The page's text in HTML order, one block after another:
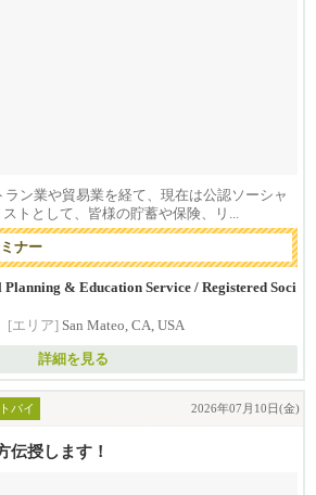
ン業や貿易業を経て、現在は公認ソーシャ
トとして、皆様の貯蓄や保険、リ...
ナー
& Education Service / Registered Soci
[エリア] San Mateo, CA, USA
詳細を見る
バイ 2026年07月10日(金)
伝授します！